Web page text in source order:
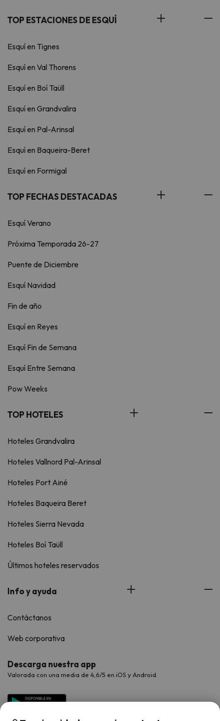
TOP ESTACIONES DE ESQUÍ
Esquí en Tignes
Esquí en Val Thorens
Esquí en Boí Taüll
Esquí en Grandvalira
Esquí en Pal-Arinsal
Esquí en Baqueira-Beret
Esquí en Formigal
TOP FECHAS DESTACADAS
Esquí Verano
Próxima Temporada 26-27
Puente de Diciembre
Esquí Navidad
Fin de año
Esquí en Reyes
Esquí Fin de Semana
Esquí Entre Semana
Pow Weeks
TOP HOTELES
Hoteles Grandvalira
Hoteles Vallnord Pal-Arinsal
Hoteles Port Ainé
Hoteles Baqueira Beret
Hoteles Sierra Nevada
Hoteles Boí Taüll
Últimos hoteles reservados
Info y ayuda
Contáctanos
Web corporativa
Descarga nuestra app
Valorada con una media de 4,6/5 en iOS y Android.